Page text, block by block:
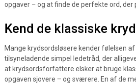
opgaver – og at finde de perfekte ord, der
Kend de klassiske
Mange krydsordsløsere kender følelsen
tilsyneladende simpel ledetråd, der
at krydsordsforfattere elsker at bruge
opgaven sjovere – og sværere. En af de